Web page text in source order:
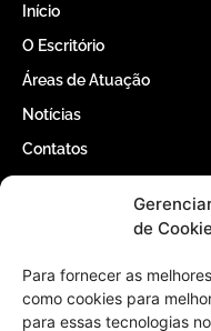
de
Para fornecer as
como cookies para
para essas tecnologias
Início
O Escritório
Áreas de Atuação
Notícias
Contatos
(61) 3366-5000